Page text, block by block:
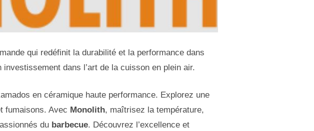
qui redéfinit la durabilité et la performance dans
dans l’art de la cuisson en plein air.
en céramique haute performance. Explorez une
fumaisons. Avec Monolith, maîtrisez la température,
du barbecue. Découvrez l’excellence et